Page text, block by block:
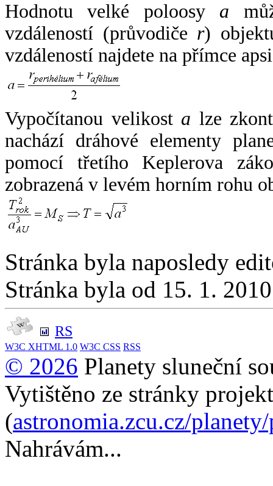
Hodnotu velké poloosy a
vzdáleností (průvodiče r)
vzdáleností najdete na přímce
Vypočítanou velikost a lze
nachází dráhové elementy
pomocí třetího Keplerova
zobrazená v levém horním rohu
Stránka byla naposledy
Stránka byla od 15. 1.
RS
W3C XHTML 1.0 W3C CSS RSS
© 2026 Planety sluneční
Vytištěno ze stránky
(astronomia.zcu.cz/
Nahrávám...